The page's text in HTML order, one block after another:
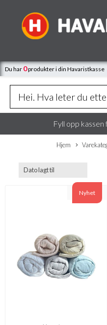
Du har 0produkteri din Havaristkasse
Fyll opp kassen
Hjem
Nyhet